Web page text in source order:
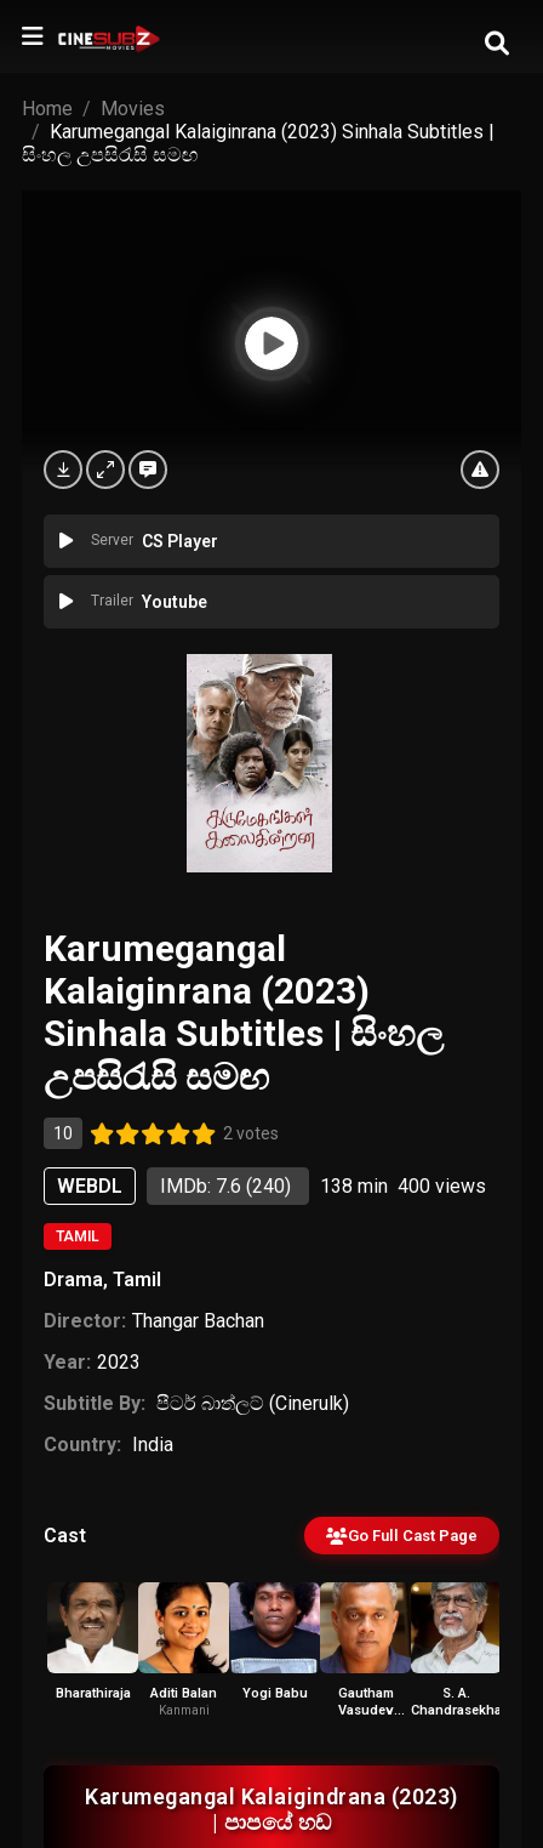
Home
Movies
Karumegangal Kalaiginrana (2023) Sinhala Subtitles |
සිංහල උපසිරැසි සමඟ
Server CS Player
Trailer Youtube
Karumegangal
Kalaiginrana (2023)
Sinhala Subtitles | සිංහල
උපසිරැසි සමඟ
10 2 votes
WEBDL IMDb: 7.6 (240) 138 min 400views
TAMIL
Drama,Tamil
Director: Thangar Bachan
Year: 2023
Subtitle By: පීටර් බාත්ලට් (Cinerulk)
Country:
India
Cast Go Full Cast Page
Bharathiraja Aditi Balan
Kanmani
Yogi Babu
Gautham
Vasudev
S. A.
Chandrasekhar
Karumegangal Kalaigindrana (2023)
| පාපයේ හඩ